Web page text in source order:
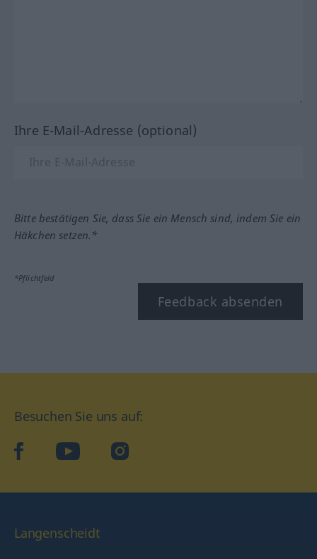
Ihre E-Mail-Adresse (optional)
Bitte bestätigen Sie, dass Sie ein Mensch sind, indem Sie ein
Häkchen setzen.*
*Pflichtfeld
Feedback absenden
Besuchen Sie uns auf:
facebookYouTube Instagram
Langenscheidt